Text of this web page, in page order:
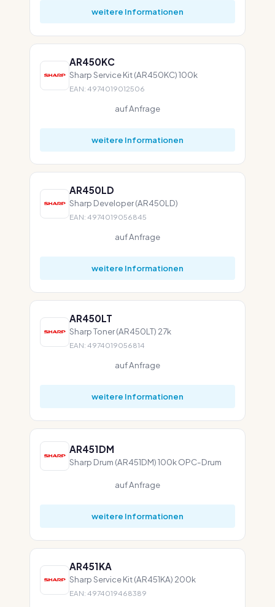
weitere Informationen
AR450KC
Sharp Service Kit (AR450KC) 100k
EAN: 4974019012506
auf Anfrage
weitere Informationen
AR450LD
Sharp Developer (AR450LD)
EAN: 4974019056845
auf Anfrage
weitere Informationen
AR450LT
Sharp Toner (AR450LT) 27k
EAN: 4974019056814
auf Anfrage
weitere Informationen
AR451DM
Sharp Drum (AR451DM) 100k OPC-Drum
auf Anfrage
weitere Informationen
AR451KA
Sharp Service Kit (AR451KA) 200k
EAN: 4974019468389